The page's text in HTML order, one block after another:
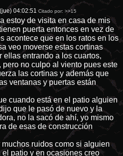
04:02:51 Citado por:>>15
estoy de visita en casa de mis
puerta entonces en vez de
acontece que en los ratos en los
veo moverse estas cortinas
entrando a los cuartos,
no culpo al viento pues este
las cortinas y además que
ventanas y puertas están
cuando está en el patio alguien
que le pasó de nuevo y la
no la sacó de ahí, yo mismo
de esas de construcción
ruidos como si alguien
patio y en ocasiones creo